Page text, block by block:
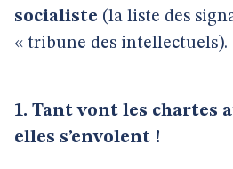
socialiste (la liste des
« tribune des intellectuels).
1. Tant vont les chartes
elles s’envolent !